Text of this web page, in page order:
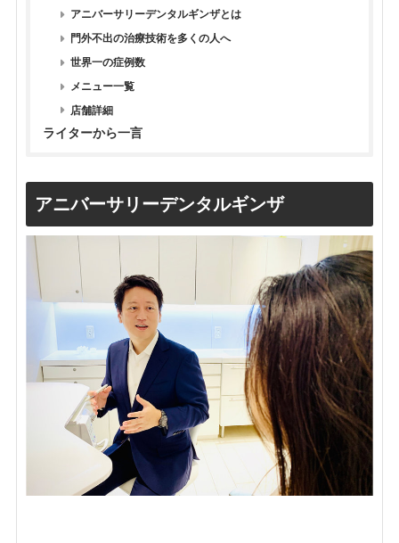
アニバーサリーデンタルギンザとは
門外不出の治療技術を多くの人へ
世界一の症例数
メニュー一覧
店舗詳細
ライターから一言
アニバーサリーデンタルギンザ